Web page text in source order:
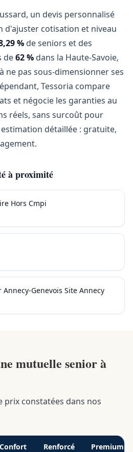
un devis personnalisé
d'ajuster cotisation et niveau
% de seniors et des
de62 % dans la Haute-Savoie,
ne pas sous-dimensionner ses
Tessoria compare
et négocie les garanties au
réels, sans surcoût pour
détaillée : gratuite,
à proximité
Hors Cmpi
Genevois Site Annecy
mutuelle senior à
prix constatées dans nos
Confort Renforcé Premium